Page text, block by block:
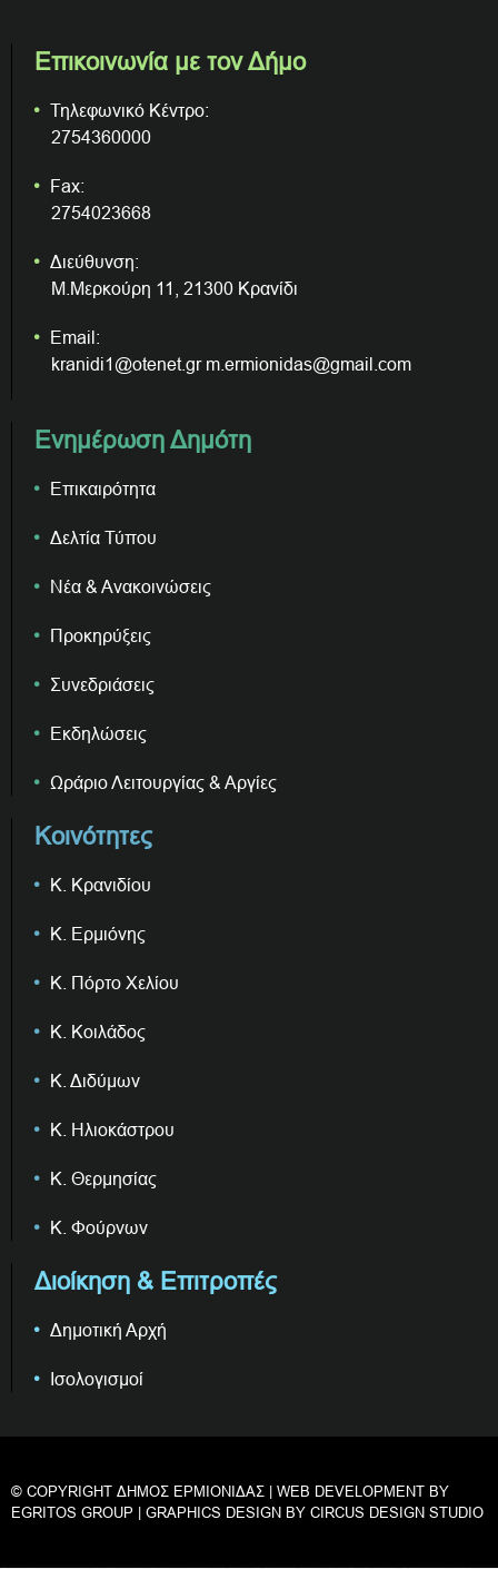
Επικοινωνία με τον Δήμο
Τηλεφωνικό Κέντρο:
2754360000
Fax:
2754023668
Διεύθυνση:
Μ.Μερκούρη 11, 21300 Κρανίδι
Email:
kranidi1@otenet.gr m.ermionidas@gmail.com
Ενημέρωση Δημότη
Επικαιρότητα
Δελτία Τύπου
Νέα & Ανακοινώσεις
Προκηρύξεις
Συνεδριάσεις
Εκδηλώσεις
Ωράριο Λειτουργίας & Αργίες
Κοινότητες
Κ. Κρανιδίου
Κ. Ερμιόνης
Κ. Πόρτο Χελίου
Κ. Κοιλάδος
Κ. Διδύμων
Κ. Ηλιοκάστρου
Κ. Θερμησίας
Κ. Φούρνων
Διοίκηση & Επιτροπές
Δημοτική Αρχή
Ισολογισμοί
© COPYRIGHT ΔΗΜΟΣ ΕΡΜΙΟΝΙΔΑΣ | WEB DEVELOPMENT BY
EGRITOS GROUP | GRAPHICS DESIGN BY CIRCUS DESIGN STUDIO